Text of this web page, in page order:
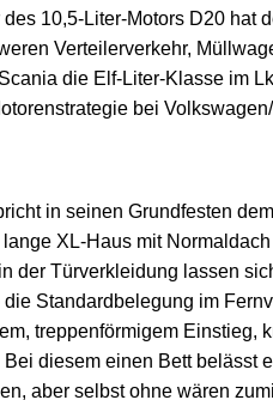
10,5-Liter-Motors D20 hat
Verteilerverkehr,
die Elf-Liter-Klasse im
bei
in seinen Grundfesten
XL-Haus mit
der Türverkleidung lassen
Standardbelegung im
treppenförmigem
Bei diesem einen Bett
aber selbst ohne wären